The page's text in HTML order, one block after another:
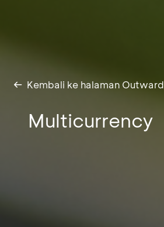
Kembali ke halaman
Multicurrency